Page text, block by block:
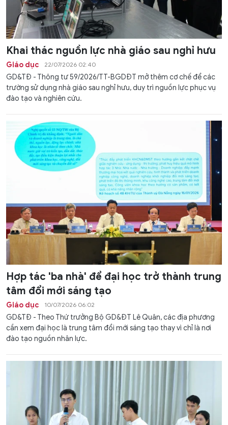
Khai thác nguồn lực nhà giáo sau nghỉ hưu
Giáo dục 22/07/2026 02:40
GD&TĐ - Thông tư 59/2026/TT-BGDĐT mở thêm cơ chế để các
trường sử dụng nhà giáo sau nghỉ hưu, duy trì nguồn lực phục vụ
đào tạo và nghiên cứu.
Hợp tác 'ba nhà' để đại học trở thành trung
tâm đổi mới sáng tạo
Giáo dục 10/07/2026 06:02
GD&TĐ - Theo Thứ trưởng Bộ GD&ĐT Lê Quân, các địa phương
cần xem đại học là trung tâm đổi mới sáng tạo thay vì chỉ là nơi
đào tạo nguồn nhân lực.